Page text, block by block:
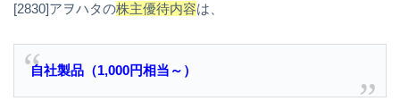
[2830]アヲハタの株主優待内容は、
自社製品（1,000円相当～）